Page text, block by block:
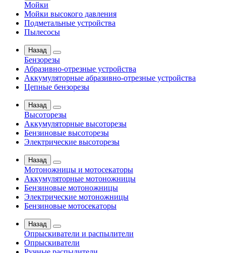
Мойки
Мойки высокого давления
Подметальные устройства
Пылесосы
Назад
Бензорезы
Абразивно-отрезные устройства
Аккумуляторные абразивно-отрезные устройства
Цепные бензорезы
Назад
Высоторезы
Аккумуляторные высоторезы
Бензиновые высоторезы
Электрические высоторезы
Назад
Мотоножницы и мотосекаторы
Аккумуляторные мотоножницы
Бензиновые мотоножницы
Электрические мотоножницы
Бензиновые мотосекаторы
Назад
Опрыскиватели и распылители
Опрыскиватели